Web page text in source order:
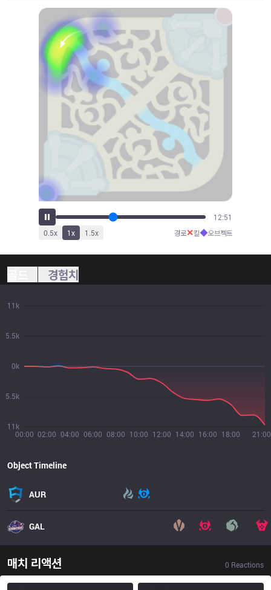
14:09
0.5x 1x 1.5x 경로✕킬◆오브젝트
경험치
00:00 02:00 04:00 06:00 08:00 10:00 12:00 14:00 16:00 18:00 21:00
11k
5.5k
0k
5.5k
11k
Object Timeline
AUR
GAL
매치 리액션 0 Reactions